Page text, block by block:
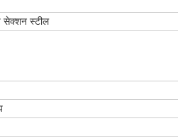
स्टील